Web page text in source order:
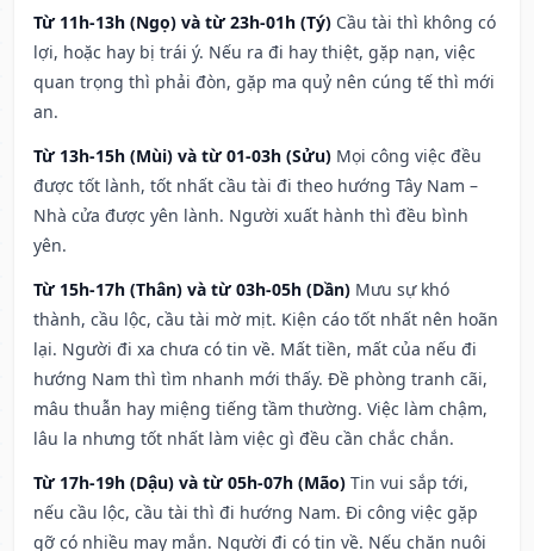
Từ 11h-13h (Ngọ) và từ 23h-01h (Tý) Cầu tài thì không có
lợi, hoặc hay bị trái ý. Nếu ra đi hay thiệt, gặp nạn, việc
quan trọng thì phải đòn, gặp ma quỷ nên cúng tế thì mới
an.
Từ 13h-15h (Mùi) và từ 01-03h (Sửu) Mọi công việc đều
được tốt lành, tốt nhất cầu tài đi theo hướng Tây Nam –
Nhà cửa được yên lành. Người xuất hành thì đều bình
yên.
Từ 15h-17h (Thân) và từ 03h-05h (Dần) Mưu sự khó
thành, cầu lộc, cầu tài mờ mịt. Kiện cáo tốt nhất nên hoãn
lại. Người đi xa chưa có tin về. Mất tiền, mất của nếu đi
hướng Nam thì tìm nhanh mới thấy. Đề phòng tranh cãi,
mâu thuẫn hay miệng tiếng tầm thường. Việc làm chậm,
lâu la nhưng tốt nhất làm việc gì đều cần chắc chắn.
Từ 17h-19h (Dậu) và từ 05h-07h (Mão) Tin vui sắp tới,
nếu cầu lộc, cầu tài thì đi hướng Nam. Đi công việc gặp
gỡ có nhiều may mắn. Người đi có tin về. Nếu chăn nuôi